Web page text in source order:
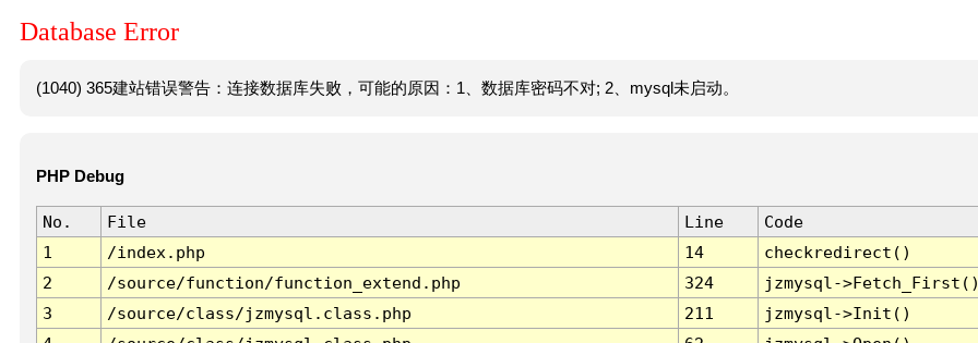
Database Error
(1040) 365建站错误警告：连接数据库失败，可能的原因：1、数据库密码不对; 2、mysql未启动。
PHP Debug
No. File Line
Code
1
/index.php 14
checkredirect()
2
/source/function/function_extend.php 324
jzmysql-
3
/source/class/jzmysql.class.php 211
jzmysql->Init()